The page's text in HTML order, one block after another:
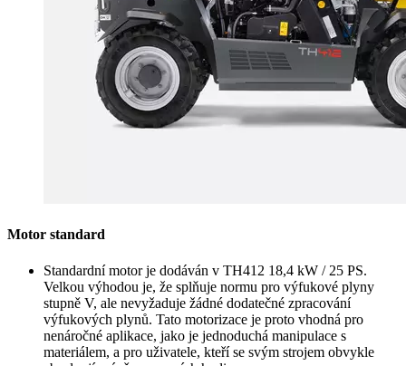
Motor standard
Standardní motor je dodáván v TH412 18,4 kW / 25 PS.
Velkou výhodou je, že splňuje normu pro výfukové plyny
stupně V, ale nevyžaduje žádné dodatečné zpracování
výfukových plynů. Tato motorizace je proto vhodná pro
nenáročné aplikace, jako je jednoduchá manipulace s
materiálem, a pro uživatele, kteří se svým strojem obvykle